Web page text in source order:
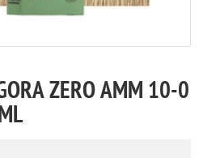
ZERO AMM 10-0